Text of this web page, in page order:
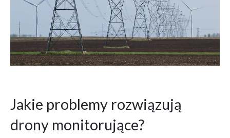
Jakie problemy rozwiązują
drony monitorujące?